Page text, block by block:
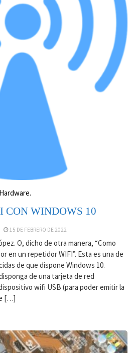
CON WINDOWS 10
15 DE FEBRERO DE 2022
O, dicho de otra manera, “Como
en un repetidor WIFI”. Esta es una de
de que dispone Windows 10.
de una tarjeta de red
wifi USB (para poder emitir la
[…]